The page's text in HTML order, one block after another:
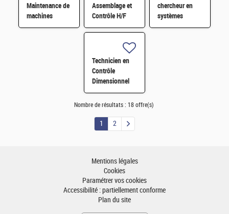
Maintenance de
machines
automates -
Assemblage et
Contrôle H/F
chercheur en
systèmes
embarqués H/F
Technicien en
Contrôle
Dimensionnel
H/F
Nombre de résultats : 18 offre(s)
1 2
Mentions légales
Cookies
Paramétrer vos cookies
Accessibilité : partiellement conforme
Plan du site